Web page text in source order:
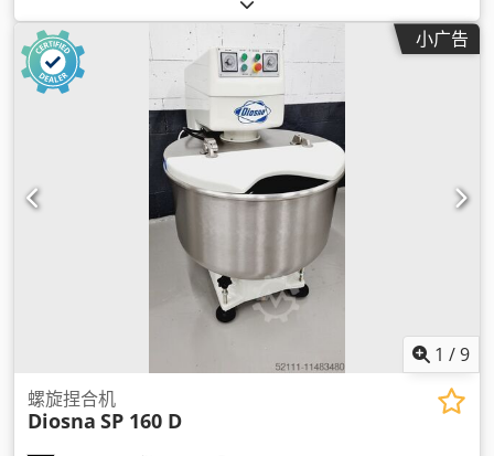
2,000 千克, 总重量:2,000 千克, 输入电流类型:三相, 电熔断器:
63 A, 小广告
1 /9
螺旋捏合机
Diosna SP 160 D